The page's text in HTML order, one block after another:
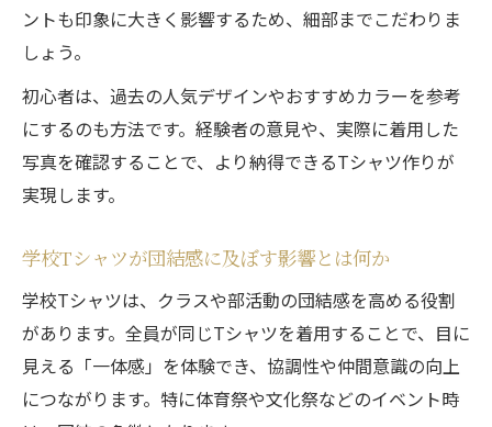
ントも印象に大きく影響するため、細部までこだわりま
しょう。
初心者は、過去の人気デザインやおすすめカラーを参考
にするのも方法です。経験者の意見や、実際に着用した
写真を確認することで、より納得できるTシャツ作りが
実現します。
学校Tシャツが団結感に及ぼす影響とは何か
学校Tシャツは、クラスや部活動の団結感を高める役割
があります。全員が同じTシャツを着用することで、目に
見える「一体感」を体験でき、協調性や仲間意識の向上
につながります。特に体育祭や文化祭などのイベント時